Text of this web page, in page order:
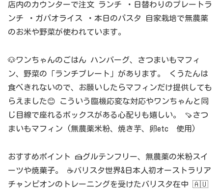
店内のカウンターで注文 ランチ ・日替わりのプレートラ
ンチ ・ガパオライス ・本日のパスタ 自家栽培で無農薬
のお米や野菜が使われています。
🐶ワンちゃんのごはん ハンバーグ、さつまいもマフィ
ン、野菜の「ランチプレート」があります。 くうたんは
食べきれないので、お願いしたらマフィンだけ提供しても
らえました😊 こういう臨機応変な対応やワンちゃんと同
じ目線で座れるボックスがある心配りも嬉しい。 🍠さつ
まいもマフィン (無農薬米粉、焼き芋、卵etc 使用)
おすすめポイント 🍰グルテンフリー、無農薬の米粉スイ
ーツや焼菓子。 ☕バリスタ世界&日本人初オーストラリア
チャンピオンのトレーニングを受けたバリスタ在中 🇦🇺